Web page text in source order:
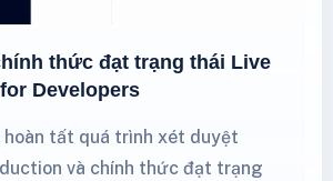
thức đạt trạng thái Live
Developers
hoàn tất quá trình xét duyệt
và chính thức đạt trạng